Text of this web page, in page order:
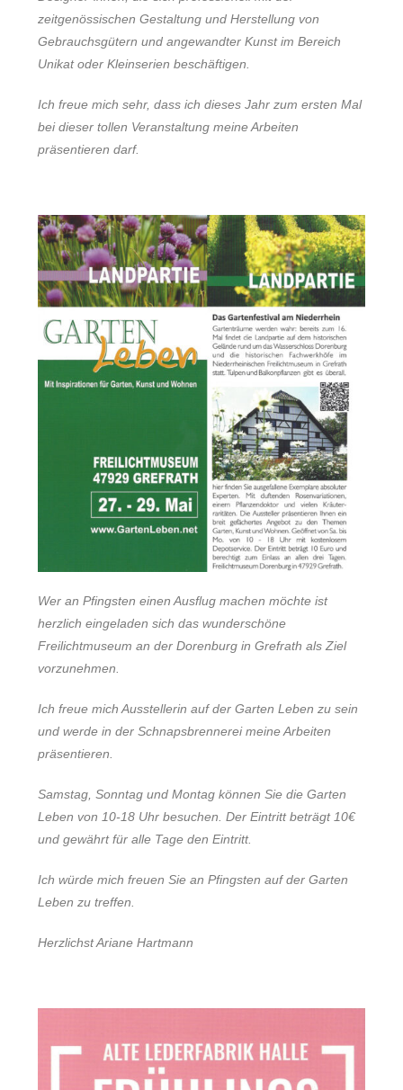
zeitgenössischen Gestaltung und Herstellung von
Gebrauchsgütern und angewandter Kunst im Bereich
Unikat oder Kleinserien beschäftigen.
Ich freue mich sehr, dass ich dieses Jahr zum ersten Mal
bei dieser tollen Veranstaltung meine Arbeiten
präsentieren darf.
Wer an Pfingsten einen Ausflug machen möchte ist
herzlich eingeladen sich das wunderschöne
Freilichtmuseum an der Dorenburg in Grefrath als Ziel
vorzunehmen.
Ich freue mich Ausstellerin auf der Garten Leben zu sein
und werde in der Schnapsbrennerei meine Arbeiten
präsentieren.
Samstag, Sonntag und Montag können Sie die Garten
Leben von 10-18 Uhr besuchen. Der Eintritt beträgt 10€
und gewährt für alle Tage den Eintritt.
Ich würde mich freuen Sie an Pfingsten auf der Garten
Leben zu treffen.
Herzlichst Ariane Hartmann